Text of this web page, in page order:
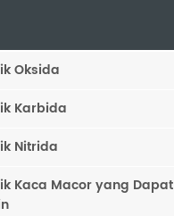
Oksida
Karbida
Nitrida
Kaca Macor yang Dapat